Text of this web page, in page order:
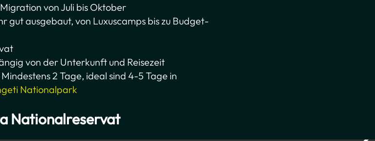
von Juli bis Oktober
gut ausgebaut, von Luxuscamps bis zu Budget-
von der Unterkunft und Reisezeit
Mindestens 2 Tage, ideal sind 4-5 Tage in
Nationalpark
Nationalreservat